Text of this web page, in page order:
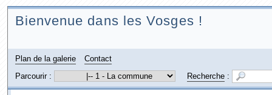
Bienvenue dans les Vosges !
Plan de la galerie
Contact
Parcourir :
Recherche: